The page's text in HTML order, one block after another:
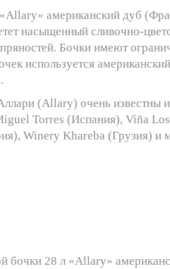
американский дуб
насыщенный сливочно-
Бочки имеют
используется
(Allary) очень известны
Torres (Испания), Viña
Winery Khareba (Грузия) и
бочки 28 л «Allary»